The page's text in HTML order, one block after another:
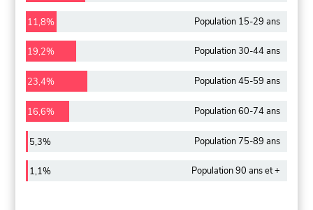
11,8% Population 15-29 ans
19,2% Population 30-44 ans
23,4% Population 45-59 ans
16,6% Population 60-74 ans
5,3% Population 75-89 ans
1,1% Population 90 ans et +